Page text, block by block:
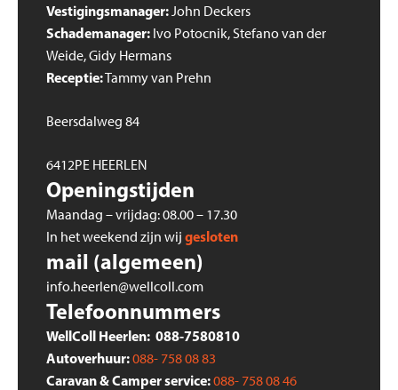
Vestigingsmanager: John Deckers
Schademanager: Ivo Potocnik, Stefano van der
Weide, Gidy Hermans
Receptie:Tammy van Prehn
Beersdalweg 84
6412PE HEERLEN
Openingstijden
Maandag – vrijdag: 08.00 – 17.30
In het weekend zijn wij gesloten
mail (algemeen)
info.heerlen@wellcoll.com
Telefoonnummers
WellColl Heerlen: 088-7580810
Autoverhuur:088- 758 08 83
Caravan & Camper service:088- 758 08 46